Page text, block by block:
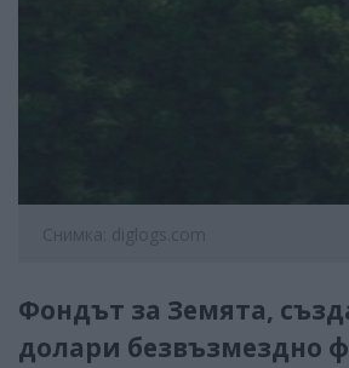
Снимка: diglogs.com
Фондът за Земята,
долари безвъзмездно